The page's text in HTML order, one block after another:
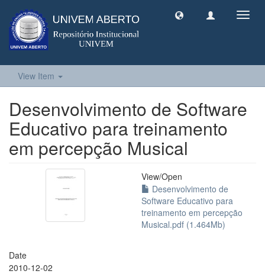
View Item
Desenvolvimento de Software
Educativo para treinamento
em percepção Musical
View/Open
Desenvolvimento de
Software Educativo para
treinamento em percepção
Musical.pdf (1.464Mb)
Date
2010-12-02